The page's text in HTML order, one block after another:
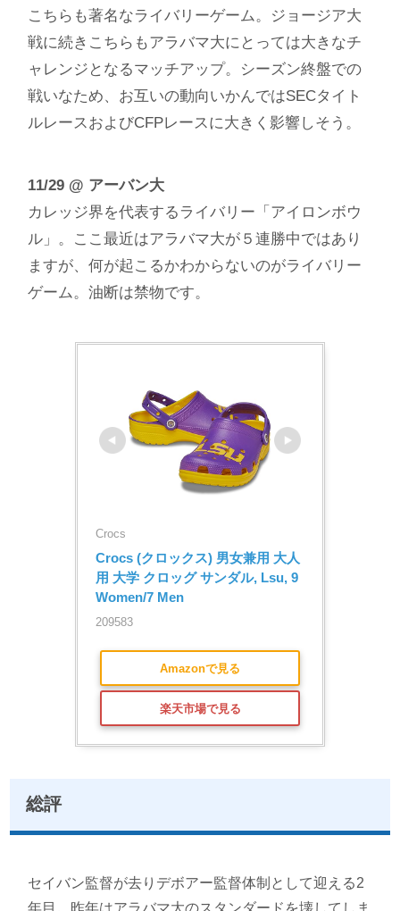
こちらも著名なライバリーゲーム。ジョージア大
戦に続きこちらもアラバマ大にとっては大きなチ
ャレンジとなるマッチアップ。シーズン終盤での
戦いなため、お互いの動向いかんではSECタイト
ルレースおよびCFPレースに大きく影響しそう。
11/29 @ アーバン大
カレッジ界を代表するライバリー「アイロンボウ
ル」。ここ最近はアラバマ大が５連勝中ではあり
ますが、何が起こるかわからないのがライバリー
ゲーム。油断は禁物です。
Crocs
Crocs (クロックス) 男女兼用 大人
用 大学 クロッグ サンダル, Lsu, 9
Women/7 Men
209583
Amazonで見る
楽天市場で見る
総評
セイバン監督が去りデボアー監督体制として迎える2
年目。昨年はアラバマ大のスタンダードを壊してしま